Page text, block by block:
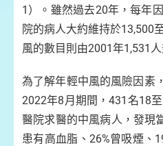
1）。雖然過去20年，每年
院的病人大約維持於13,500
風的數目則由2001年1,531
為了解年輕中風的風險因素
2022年8月期間，431名18
醫院求醫的中風病人，發現
患有高血脂、26%曾吸煙、